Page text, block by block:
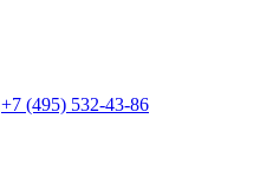
+7 (495) 532-43-86